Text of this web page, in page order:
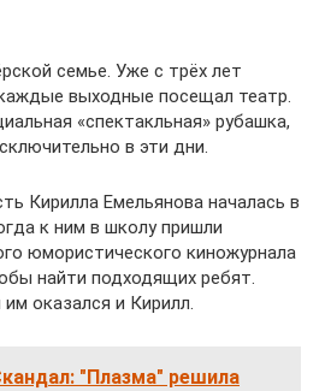
семье. Уже с трёх лет
выходные посещал театр.
«спектакльная» рубашка,
в эти дни.
Кирилла Емельянова началась в
к ним в школу пришли
юмористического киножурнала
найти подходящих ребят.
оказался и Кирилл.
"Плазма" решила